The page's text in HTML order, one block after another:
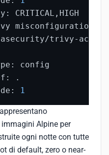
CRITICAL,HIGH
misconfiguration
trivy-
config
.
1
Alpine per
ogni notte con tutte
di default, zero o near-